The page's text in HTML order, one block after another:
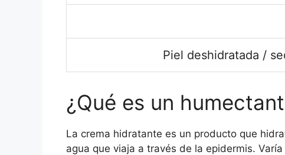
Piel deshidratada /
¿Qué es un
La crema hidratante es un producto que
agua que viaja a través de la epidermis.